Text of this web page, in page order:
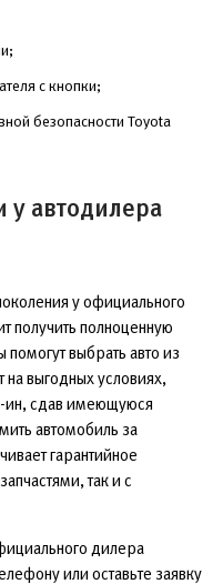
с кнопки;
безопасности Toyota
у автодилера
у официального
получить полноценную
выбрать авто из
выгодных условиях,
ин, сдав имеющуюся
автомобиль за
гарантийное
так и с
дилера
или оставьте заявку